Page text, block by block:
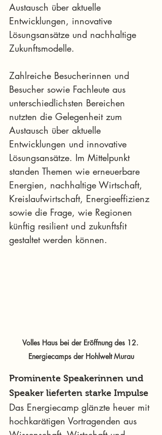
Austausch über aktuelle
Entwicklungen, innovative
Lösungsansätze und nachhaltige
Zukunftsmodelle.
Zahlreiche Besucherinnen und
Besucher sowie Fachleute aus
unterschiedlichsten Bereichen
nutzten die Gelegenheit zum
Austausch über aktuelle
Entwicklungen und innovative
Lösungsansätze. Im Mittelpunkt
standen Themen wie erneuerbare
Energien, nachhaltige Wirtschaft,
Kreislaufwirtschaft, Energieeffizienz
sowie die Frage, wie Regionen
künftig resilient und zukunftsfit
gestaltet werden können.
Volles Haus bei der Eröffnung des 12.
Energiecamps der Hohlwelt Murau
Prominente Speakerinnen und
Speaker lieferten starke Impulse
Das Energiecamp glänzte heuer mit
hochkarätigen Vortragenden aus